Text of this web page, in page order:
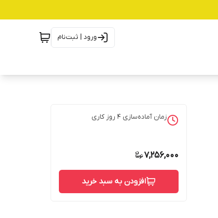
ورود | ثبت‌نام
زمان آماده‌سازی 4 روز کاری
7,256,000
افزودن به سبد خرید